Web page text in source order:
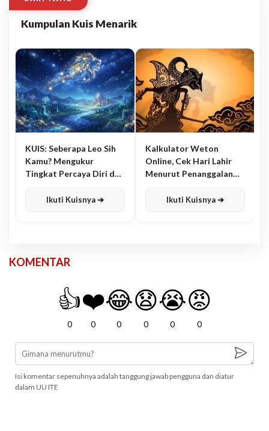
Kumpulan Kuis Menarik
KUIS: Seberapa Leo Sih
Kamu? Mengukur
Tingkat Percaya Diri dan
Ikuti Kuisnya ➔
Kalkulator Weton
Online, Cek Hari Lahir
Menurut Penanggalan
Ikuti Kuisnya ➔
KOMENTAR
👍
0
❤️
0
😂
0
😧
0
😭
0
😡
0
Isi komentar sepenuhnya adalah tanggung jawab pengguna dan diatur
dalam UU ITE